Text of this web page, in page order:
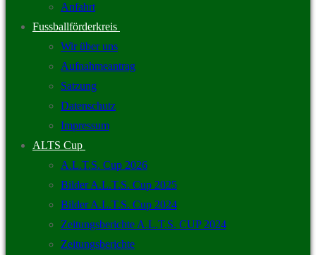
Anfahrt
Fussballförderkreis
Wir über uns
Aufnahmeantrag
Satzung
Datenschutz
Impressum
ALTS Cup
A.L.T.S. Cup 2026
Bilder A.L.T.S. Cup 2025
Bilder A.L.T.S. Cup 2024
Zeitungsberichte A.L.T.S. CUP 2024
Zeitungsberichte